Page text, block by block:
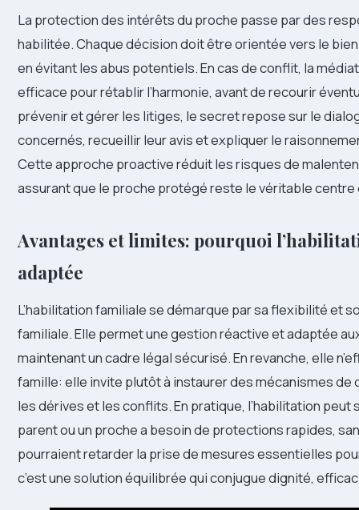
La protection des intérêts du proche passe par des
habilitée. Chaque décision doit être orientée vers le
en évitant les abus potentiels. En cas de conflit, la
efficace pour rétablir l’harmonie, avant de recourir
prévenir et gérer les litiges, le secret repose sur le
concernés, recueillir leur avis et expliquer le
Cette approche proactive réduit les risques de
assurant que le proche protégé reste le véritable
Avantages et limites: pourquoi
adaptée
L’habilitation familiale se démarque par sa flexibilité et
familiale. Elle permet une gestion réactive et adaptée
maintenant un cadre légal sécurisé. En revanche, elle
famille: elle invite plutôt à instaurer des mécanismes
les dérives et les conflits. En pratique, l’habilitation
parent ou un proche a besoin de protections rapides,
pourraient retarder la prise de mesures essentielles
c’est une solution équilibrée qui conjugue dignité,